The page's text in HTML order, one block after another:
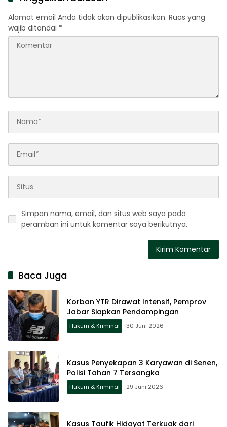
Alamat email Anda tidak akan dipublikasikan. Ruas yang
wajib ditandai *
Simpan nama, email, dan situs web saya pada
peramban ini untuk komentar saya berikutnya.
Baca Juga
Korban YTR Dirawat Intensif, Pemprov
Jabar Siapkan Pendampingan
Hukum & Kriminal 30 Juni 2026
Kasus Penyekapan 3 Karyawan di Senen,
Polisi Tahan 7 Tersangka
Hukum & Kriminal 29 Juni 2026
Kasus Taufik Hidayat Terkuak dari